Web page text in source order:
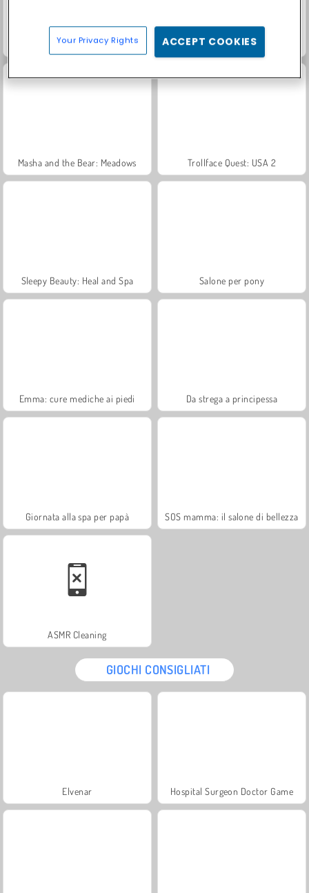
Grand Mahjong Connect Jewel Garden Story
Masha and the Bear: Meadows Trollface Quest: USA 2
Sleepy Beauty: Heal and Spa Salone per pony
Emma: cure mediche ai piedi Da strega a principessa
Giornata alla spa per papà SOS mamma: il salone di bellezza
ASMR Cleaning
GIOCHI CONSIGLIATI
Elvenar Hospital Surgeon Doctor Game
Your Privacy Rights ACCEPT COOKIES